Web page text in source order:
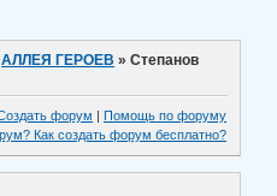
АЛЛЕЯ ГЕРОЕВ »Степанов
форум | Помощь по форуму